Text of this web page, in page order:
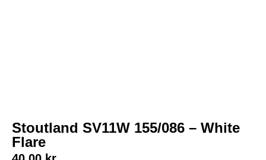
Stoutland SV11W 155/086 – White
Flare